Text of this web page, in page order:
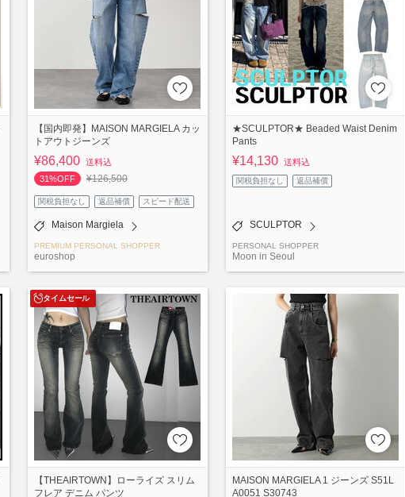
【国内即発】MAISON MARGIELA カッ
トアウトジーンズ
¥86,400 送料込
31%OFF
¥126,500
関税負担なし 返品補償 スピード配送
Maison Margiela
PREMIUM PERSONAL SHOPPER
euroshop
★SCULPTOR★ Beaded Waist Denim
Pants
¥14,130 送料込
関税負担なし 返品補償
SCULPTOR
PERSONAL SHOPPER
Moon in Seoul
タイムセール
【THEAIRTOWN】ローライズ スリム
フレア デニム パンツ
MAISON MARGIELA 1 ジーンズ S51L
A0051 S30743